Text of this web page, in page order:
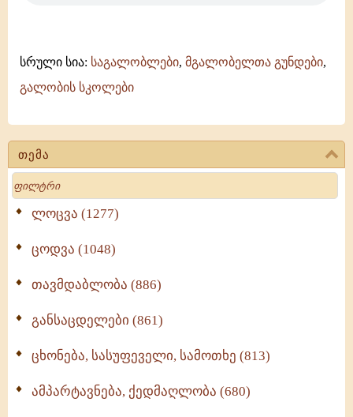
თემა
Search
ლოცვა (1277)
ცოდვა (1048)
თავმდაბლობა (886)
განსაცდელები (861)
ცხონება, სასუფეველი, სამოთხე (813)
ამპარტავნება, ქედმაღლობა (680)
სრული სია: საგალობლები, მგალობელთა გუნდები,
გალობის სკოლები